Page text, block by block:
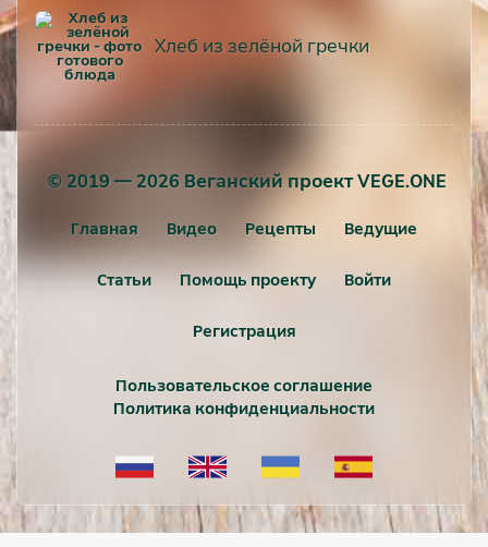
Хлеб из зелёной гречки
© 2019 — 2026 Веганский проект VEGE.ONE
Главная Видео Рецепты Ведущие
Статьи Помощь проекту Войти
Регистрация
Пользовательское соглашение
Политика конфиденциальности